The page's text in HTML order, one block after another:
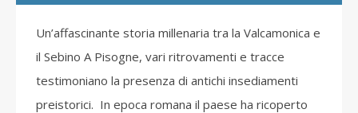
Un’affascinante storia millenaria tra la Valcamonica e
il Sebino A Pisogne, vari ritrovamenti e tracce
testimoniano la presenza di antichi insediamenti
preistorici. In epoca romana il paese ha ricoperto